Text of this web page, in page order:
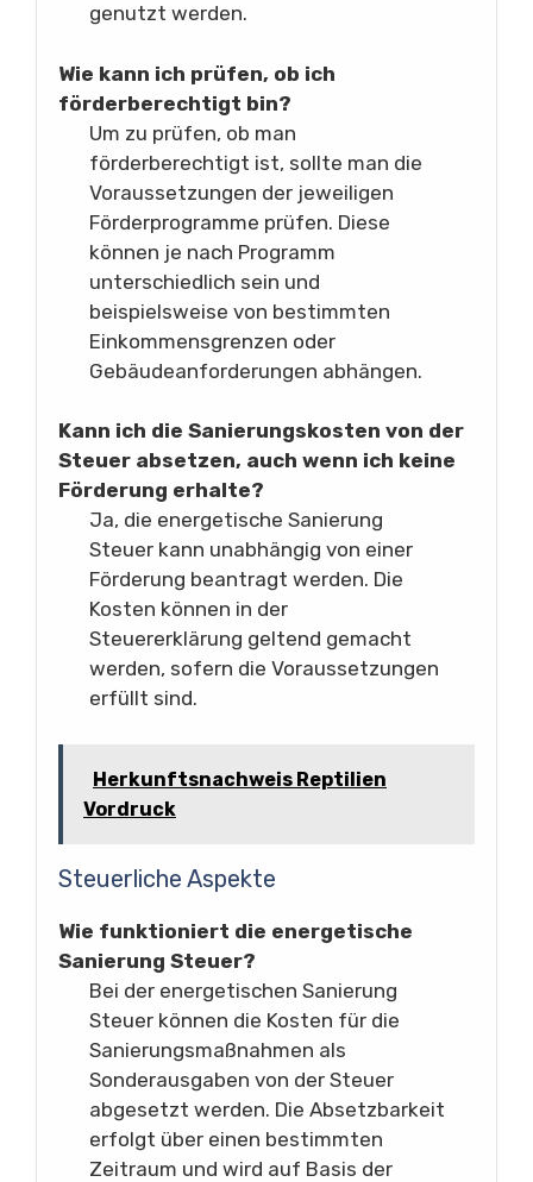
genutzt werden.
Wie kann ich prüfen, ob ich
förderberechtigt bin?
Um zu prüfen, ob man
förderberechtigt ist, sollte man die
Voraussetzungen der jeweiligen
Förderprogramme prüfen. Diese
können je nach Programm
unterschiedlich sein und
beispielsweise von bestimmten
Einkommensgrenzen oder
Gebäudeanforderungen abhängen.
Kann ich die Sanierungskosten von der
Steuer absetzen, auch wenn ich keine
Förderung erhalte?
Ja, die energetische Sanierung
Steuer kann unabhängig von einer
Förderung beantragt werden. Die
Kosten können in der
Steuererklärung geltend gemacht
werden, sofern die Voraussetzungen
erfüllt sind.
Herkunftsnachweis Reptilien
Vordruck
Steuerliche Aspekte
Wie funktioniert die energetische
Sanierung Steuer?
Bei der energetischen Sanierung
Steuer können die Kosten für die
Sanierungsmaßnahmen als
Sonderausgaben von der Steuer
abgesetzt werden. Die Absetzbarkeit
erfolgt über einen bestimmten
Zeitraum und wird auf Basis der